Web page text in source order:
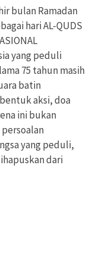
bulan Ramadan
hari AL-QUDS
yang peduli
75 tahun masih
batin
aksi, doa
ini bukan
yang peduli,
dari